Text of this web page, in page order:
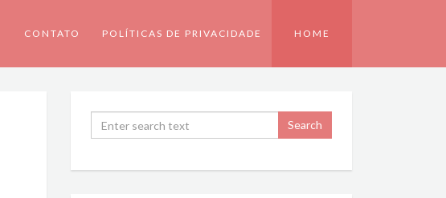
CONTATO POLÍTICAS DE PRIVACIDADE HOME